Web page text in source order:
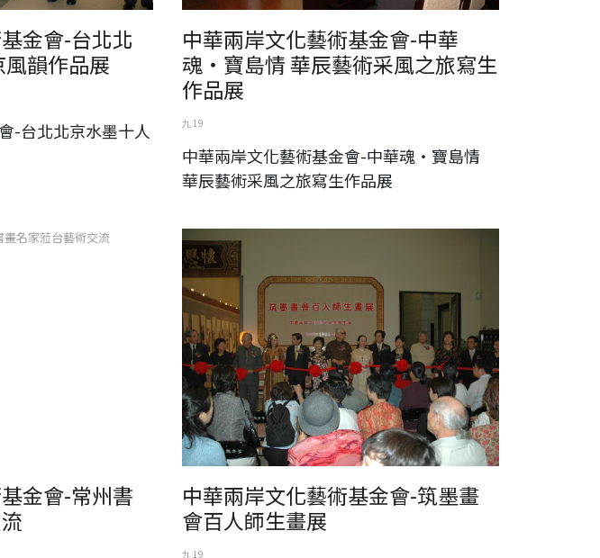
金會-台北北
韻作品展
-台北北京水墨十人
中華兩岸文化藝術基金會-中華
魂‧寶島情 華辰藝術采風之旅寫生
作品展
九 19
中華兩岸文化藝術基金會-中華魂‧寶島情
華辰藝術采風之旅寫生作品展
名家蒞台藝術交流
金會-常州書
中華兩岸文化藝術基金會-筑墨畫會百人師生畫展
中華兩岸文化藝術基金會-筑墨畫
會百人師生畫展
九 19